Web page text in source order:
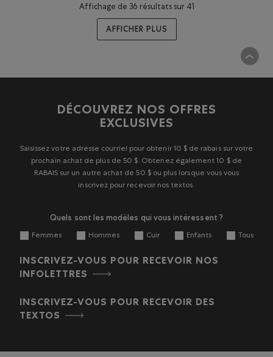
Affichage de 36 résultats sur 41
AFFICHER PLUS
DÉCOUVREZ NOS OFFRES
EXCLUSIVES
Saisissez votre adresse courriel pour obtenir 10 $ de rabais sur votre
prochain achat de plus de 50 $. Obtenez également 10 $ de
RABAIS sur un autre achat de 50 $ ou plus lorsque vous vous
inscrivez pour recevoir nos textos.
Quels sont les modèles qui vous intéressent ?
Femmes Hommes Cuir Enfants Tous
INSCRIVEZ-VOUS POUR RECEVOIR NOS
INFOLETTRES
INSCRIVEZ-VOUS POUR RECEVOIR DES
TEXTOS